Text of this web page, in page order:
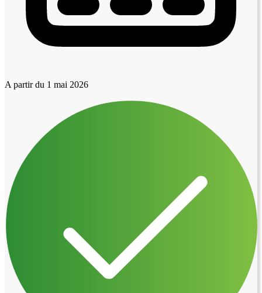
A partir du 1 mai 2026